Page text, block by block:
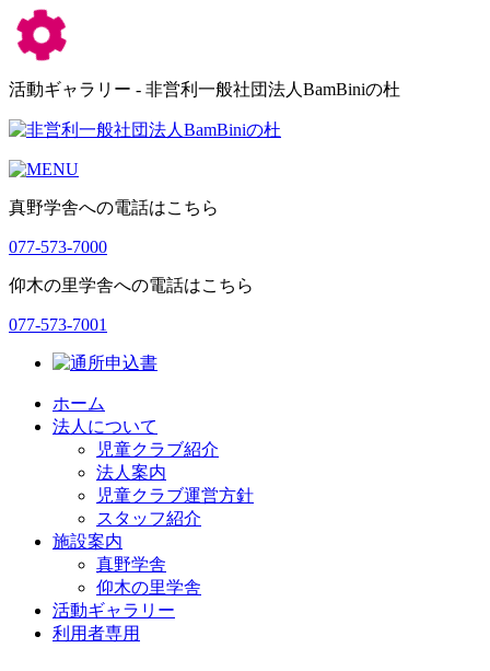
活動ギャラリー - 非営利一般社団法人BamBiniの杜
真野学舎への電話はこちら
077-573-7000
仰木の里学舎への電話はこちら
077-573-7001
ホーム
法人について
児童クラブ紹介
法人案内
児童クラブ運営方針
スタッフ紹介
施設案内
真野学舎
仰木の里学舎
活動ギャラリー
利用者専用